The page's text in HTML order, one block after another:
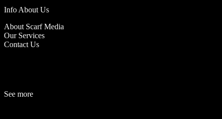
Info About Us
About Scarf Media
Our Services
Contact Us
See more